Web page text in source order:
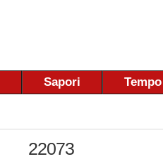
Sapori
22073